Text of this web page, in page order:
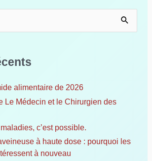
alimentaire de 2026
Le Médecin et le Chirurgien des
c’est possible.
à haute dose : pourquoi les
à nouveau